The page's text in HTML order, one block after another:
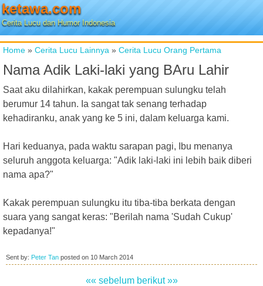
ketawa.com
Cerita Lucu dan Humor Indonesia
Home » Cerita Lucu Lainnya » Cerita Lucu Orang Pertama
Nama Adik Laki-laki yang BAru Lahir
Saat aku dilahirkan, kakak perempuan sulungku telah
berumur 14 tahun. Ia sangat tak senang terhadap
kehadiranku, anak yang ke 5 ini, dalam keluarga kami.
Hari keduanya, pada waktu sarapan pagi, Ibu menanya
seluruh anggota keluarga: "Adik laki-laki ini lebih baik diberi
nama apa?"
Kakak perempuan sulungku itu tiba-tiba berkata dengan
suara yang sangat keras: "Berilah nama 'Sudah Cukup'
kepadanya!"
Sent by: Peter Tan posted on 10 March 2014
«« sebelum berikut »»